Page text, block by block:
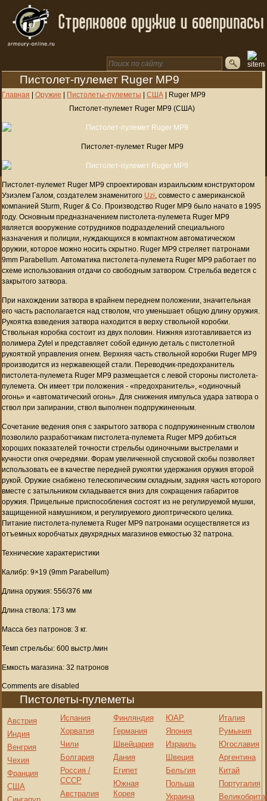
Пистолет-пулемет Ruger MP9
Главная | Оружие | Пистолеты-пулеметы | США | Ruger MP9
Пистолет-пулемет Ruger MP9 (США)
Пистолет-пулемет Ruger MP9
Пистолет-пулемет Ruger MP9 спроектирован израильским конструктором
Узиэлем Галом, создателем знаменитого Uzi, совместо с американской
компанией Sturm, Ruger & Co. Производство Ruger MP9 было начато в 1995
году. Основным предназначением пистолета-пулемета Ruger MP9
является вооружение сотрудников подразделений специального
назначения и полиции, нуждающихся в компактном автоматическом
оружии, которое можно носить скрытно. Ruger MP9 стреляет патронами
9mm Parabellum. Автоматика пистолета-пулемета Ruger MP9 работает по
схеме использования отдачи со свободным затвором. Стрельба ведется с
закрытого затвора.
При нахождении затвора в крайнем переднем положении, значительная
его часть располагается над стволом, что уменьшает общую длину оружия.
Рукоятка взведения затвора находится в верху ствольной коробки.
Ствольная коробка состоит из двух половин. Нижняя изготавливается из
полимера Zytel и представляет собой единую деталь с пистолетной
рукояткой управления огнем. Верхняя часть ствольной коробки Ruger MP9
производится из нержавеющей стали. Переводчик-предохранитель
пистолета-пулемета Ruger MP9 размещается с левой стороны пистолета-
пулемета. Он имеет три положения - «предохранитель», «одиночный
огонь» и «автоматический огонь». Для снижения импульса удара затвора о
ствол при запирании, ствол выполнен подпружиненным.
Сочетание ведения огня с закрытого затвора с подпружиненным стволом
позволило разработчикам пистолета-пулемета Ruger MP9 добиться
хороших показателей точности стрельбы одиночными выстрелами и
кучности огня очередями. Форам увеличенной спусковой скобы позволяет
использовать ее в качестве передней рукоятки удержания оружия второй
рукой. Оружие снабжено телескопическим складным, задняя часть которого
вместе с затыльником складывается вниз для сокращения габаритов
оружия. Прицельные приспособления состоят из не регулируемой мушки,
защищенной намушником, и регулируемого диоптрического целика.
Питание пистолета-пулемета Ruger MP9 патронами осуществляется из
отъемных коробчатых двухрядных магазинов емкостью 32 патрона.
Технические характеристики
Калибр: 9×19 (9mm Parabellum)
Длина оружия: 556/376 мм
Длина ствола: 173 мм
Масса без патронов: 3 кг.
Темп стрельбы: 600 выстр./мин
Емкость магазина: 32 патронов
Comments are disabled
Пистолеты-пулеметы
Австрия
Индия
Венгрия
Чехия
Франция
США
Испания
Хорватия
Чили
Болгария
Россия /
СССР
Австралия
Финляндия
Германия
Швейцария
Дания
Египет
Южная
Корея
ЮАР
Япония
Израиль
Швеция
Бельгия
Польша
Украина
Италия
Румыния
Югославия
Аргентина
Китай
Португалия